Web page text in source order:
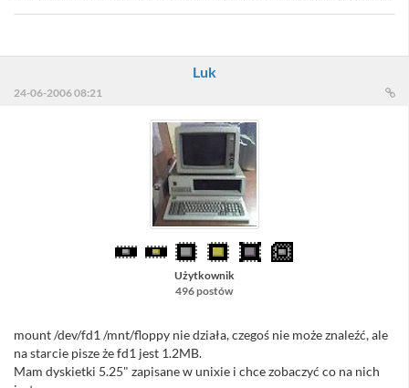
Luk
24-06-2006 08:21
Użytkownik
496 postów
mount /dev/fd1 /mnt/floppy nie działa, czegoś nie może znaleźć, ale
na starcie pisze że fd1 jest 1.2MB.
Mam dyskietki 5.25" zapisane w unixie i chce zobaczyć co na nich